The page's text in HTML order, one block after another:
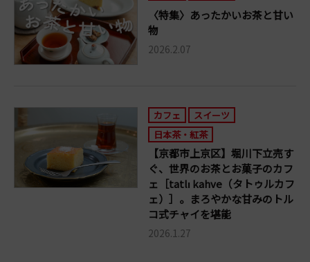
〈特集〉あったかいお茶と甘い
物
2026.2.07
カフェ
スイーツ
日本茶・紅茶
【京都市上京区】堀川下立売す
ぐ、世界のお茶とお菓子のカフ
ェ［tatlı kahve（タトゥルカフ
ェ）］。まろやかな甘みのトル
コ式チャイを堪能
2026.1.27